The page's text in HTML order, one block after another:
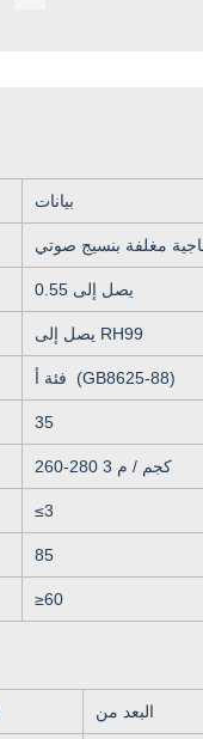
بيانات
مغلفة بنسيج صوتي
يصل إلى 0.55
يصل إلى RH99
فئة أ (GB8625-88)
35
260-280 كجم / م 3
≤3
85
≥60
البعد من